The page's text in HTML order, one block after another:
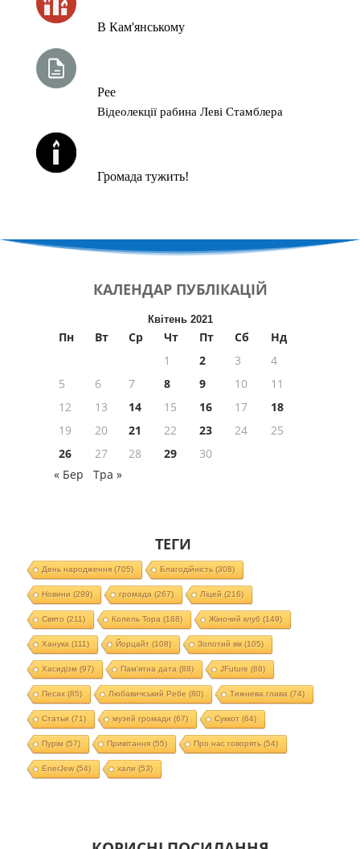
В Кам'янському
Рее
Відеолекції рабина Леві Стамблера
Громада тужить!
КАЛЕНДАР ПУБЛІКАЦІЙ
Квітень 2021
Пн Вт Ср Чт Пт Сб
Нд
1
2 3
4
5
6 7 8 9 10
11
12
13 14 15 16 17
18
19
20 21 22 23 24
25
26
27 28 29
30
« Бер
Тра »
ТЕГИ
День народження(705) Благодійність (308)
Новини (299) громада (267) Ліцей (216)
Свято (211) Колель Тора (188) Жіночий клуб (149)
Ханука (111) Йорцайт (108) Золотий вік(105)
Хасидізм (97) Пам'ятна дата (88) JFuture (88)
Песах(85) Любавичський Ребе (80) Тижнева глава (74)
Статьи (71) музей громади (67) Суккот (64)
Пурім (57) Привітання(55) Про нас говорять (54)
EnerJew(54) хали (53)